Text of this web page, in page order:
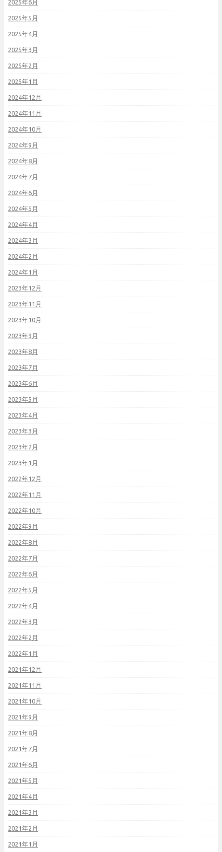
2025年6月
2025年5月
2025年4月
2025年3月
2025年2月
2025年1月
2024年12月
2024年11月
2024年10月
2024年9月
2024年8月
2024年7月
2024年6月
2024年5月
2024年4月
2024年3月
2024年2月
2024年1月
2023年12月
2023年11月
2023年10月
2023年9月
2023年8月
2023年7月
2023年6月
2023年5月
2023年4月
2023年3月
2023年2月
2023年1月
2022年12月
2022年11月
2022年10月
2022年9月
2022年8月
2022年7月
2022年6月
2022年5月
2022年4月
2022年3月
2022年2月
2022年1月
2021年12月
2021年11月
2021年10月
2021年9月
2021年8月
2021年7月
2021年6月
2021年5月
2021年4月
2021年3月
2021年2月
2021年1月